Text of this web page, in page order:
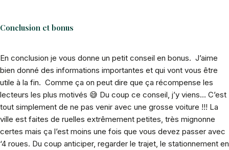
Conclusion et bonus
En conclusion je vous donne un petit conseil en bonus. J’aime
bien donné des informations importantes et qui vont vous être
utile à la fin. Comme ça on peut dire que ça récompense les
lecteurs les plus motivés 😅 Du coup ce conseil, j’y viens… C’est
tout simplement de ne pas venir avec une grosse voiture !!! La
ville est faites de ruelles extrêmement petites, très mignonne
certes mais ça l’est moins une fois que vous devez passer avec
‘4 roues. Du coup anticiper, regarder le trajet, le stationnement en